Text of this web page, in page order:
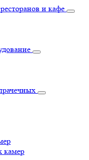
и кафе
камер